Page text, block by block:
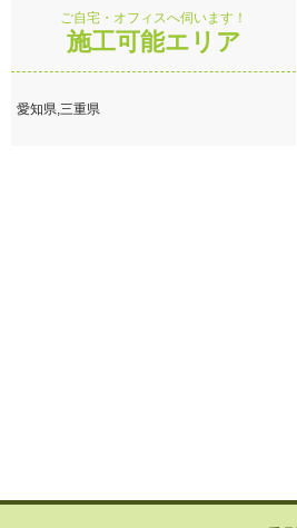
ご自宅・オフィスへ伺います！
施工可能エリア
愛知県,三重県